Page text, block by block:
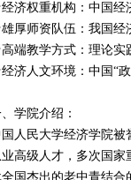
济权重机构：中国经
厚师资队伍：我国经
端教学方式：理论实
济人文环境：中国“政
学院介绍：
人民大学经济学院被
高级人才，多次国家
国杰出的老中青结合